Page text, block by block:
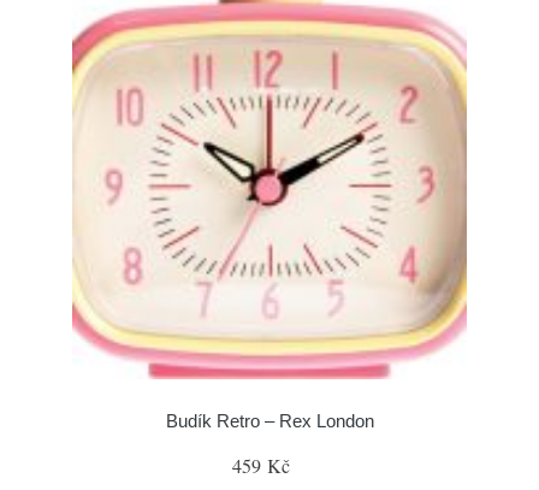
Budík Retro – Rex London
459 Kč